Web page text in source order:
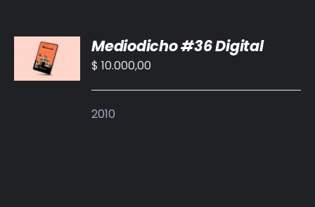
AL
CARRITO
/
Mediodicho #36 Digital
$ 10.000,00
2010